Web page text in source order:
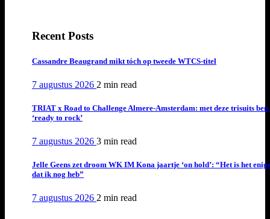
Recent Posts
Cassandre Beaugrand mikt tóch op tweede WTCS-titel
7 augustus 2026 2 min read
TRIAT x Road to Challenge Almere-Amsterdam: met deze trisuits ben
‘ready to rock’
7 augustus 2026 3 min read
Jelle Geens zet droom WK IM Kona jaartje ‘on hold’: “Het is het
dat ik nog heb”
7 augustus 2026 2 min read